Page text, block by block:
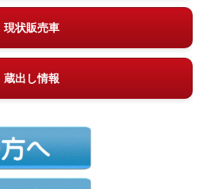
現状販売車
蔵出し情報